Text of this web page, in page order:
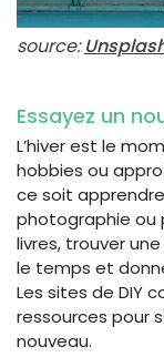
source:
Essayez un
L’hiver est le
hobbies ou
ce soit
photographie ou
livres, trouver
le temps et
Les sites de DIY
ressources pour
nouveau.